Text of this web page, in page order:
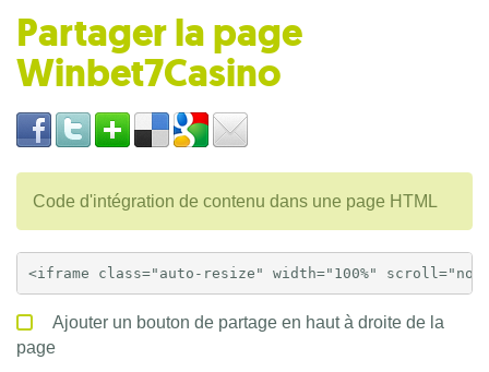
Partager la page
Winbet7Casino
Code d'intégration de contenu dans une page HTML
Ajouter un bouton de partage en haut à droite de la
page